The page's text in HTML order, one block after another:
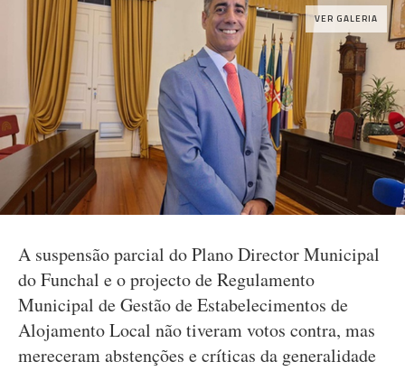
VER GALERIA
A suspensão parcial do Plano Director Municipal
do Funchal e o projecto de Regulamento
Municipal de Gestão de Estabelecimentos de
Alojamento Local não tiveram votos contra, mas
mereceram abstenções e críticas da generalidade